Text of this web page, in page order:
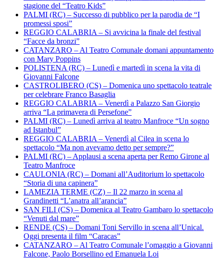
stagione del “Teatro Kids”
PALMI (RC) – Successo di pubblico per la parodia de “I
promessi sposi”
REGGIO CALABRIA – Si avvicina la finale del festival
“Facce da bronzi”
CATANZARO – Al Teatro Comunale domani appuntamento
con Mary Poppins
POLISTENA (RC) – Lunedì e martedì in scena la vita di
Giovanni Falcone
CASTROLIBERO (CS) – Domenica uno spettacolo teatrale
per celebrare Franco Basaglia
REGGIO CALABRIA – Venerdì a Palazzo San Giorgio
arriva “La primavera di Persefone”
PALMI (RC) – Lunedì arriva al teatro Manfroce “Un sogno
ad Istanbul”
REGGIO CALABRIA – Venerdì al Cilea in scena lo
spettacolo “Ma non avevamo detto per sempre?”
PALMI (RC) – Applausi a scena aperta per Remo Girone al
Teatro Manfroce
CAULONIA (RC) – Domani all’Auditorium lo spettacolo
“Storia di una capinera”
LAMEZIA TERME (CZ) – Il 22 marzo in scena al
Grandinetti “L’anatra all’arancia”
SAN FILI (CS) – Domenica al Teatro Gambaro lo spettacolo
“Venuti dal mare”
RENDE (CS) – Domani Toni Servillo in scena all’Unical.
Oggi presenta il film “Caracas”
CATANZARO – Al Teatro Comunale l’omaggio a Giovanni
Falcone, Paolo Borsellino ed Emanuela Loi